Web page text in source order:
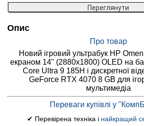
Переглянути
Опис
Про товар
Новий ігровий ультрабук HP
екраном 14" (2880x1800) OLED на
Core Ultra 9 185H і дискретної
GeForce RTX 4070 8 GB для
мультимедіа
Переваги купівлі у
✔ Перевірена техніка і найкращий